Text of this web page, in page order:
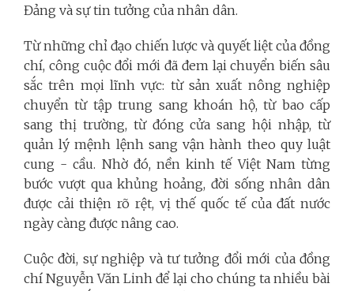
Đảng và sự tin tưởng của nhân dân.
Từ những chỉ đạo chiến lược và quyết liệt của đồng
chí, công cuộc đổi mới đã đem lại chuyển biến sâu
sắc trên mọi lĩnh vực: từ sản xuất nông nghiệp
chuyển từ tập trung sang khoán hộ, từ bao cấp
sang thị trường, từ đóng cửa sang hội nhập, từ
quản lý mệnh lệnh sang vận hành theo quy luật
cung - cầu. Nhờ đó, nền kinh tế Việt Nam từng
bước vượt qua khủng hoảng, đời sống nhân dân
được cải thiện rõ rệt, vị thế quốc tế của đất nước
ngày càng được nâng cao.
Cuộc đời, sự nghiệp và tư tưởng đổi mới của đồng
chí Nguyễn Văn Linh để lại cho chúng ta nhiều bài